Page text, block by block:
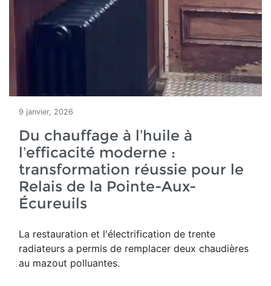
9 janvier, 2026
Du chauffage à l’huile à
l’efficacité moderne :
transformation réussie pour le
Relais de la Pointe-Aux-
Écureuils
La restauration et l'électrification de trente
radiateurs a permis de remplacer deux chaudières
au mazout polluantes.